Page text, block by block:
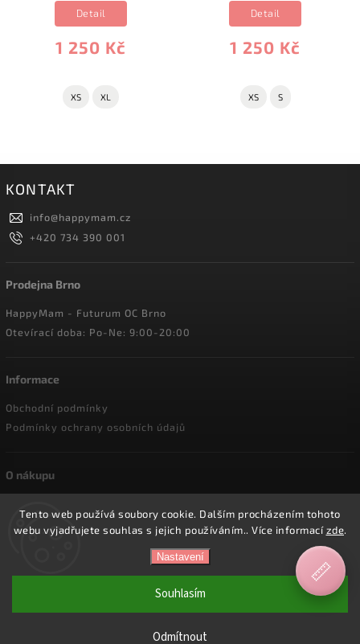
Tento web používá soubory cookie. Dalším procházením tohoto
webu vyjadřujete souhlas s jejich používáním.. Více informacízde.
Nastavení
Odmítnout
Souhlasím
1 250 Kč
Detail
XS XL
1 250 Kč
Detail
XS S
KONTAKT
info@happymam.cz
+420 734 390 001
Prodejna Brno
HappyMam - Futurum OC Brno
Otevírací doba: Po-Ne: 9:00-20:00
Informace
Obchodní podmínky
Podmínky ochrany osobních údajů
O nákupu
Reklamace a vrácení zboží
. Všechna práva vyhrazena.
📏